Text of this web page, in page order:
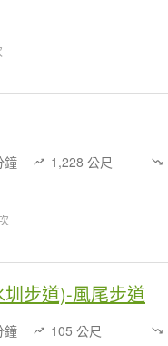
鐘 1,228 公尺
步道)-風尾步道
鐘 105 公尺